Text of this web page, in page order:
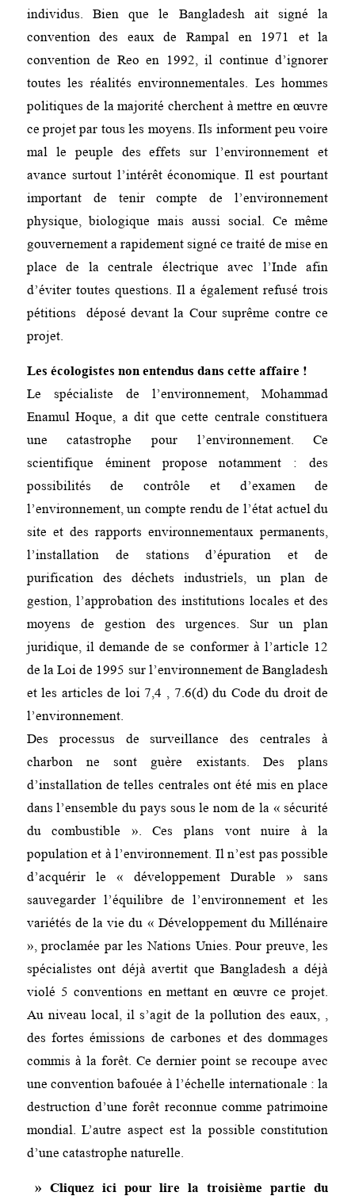
individus. Bien que le Bangladesh ait signé la
convention des eaux de Rampal en 1971 et la
convention de Reo en 1992, il continue d’ignorer
toutes les réalités environnementales. Les hommes
politiques de la majorité cherchent à mettre en œuvre
ce projet par tous les moyens. Ils informent peu voire
mal le peuple des effets sur l’environnement et
avance surtout l’intérêt économique. Il est pourtant
important de tenir compte de l’environnement
physique, biologique mais aussi social. Ce même
gouvernement a rapidement signé ce traité de mise en
place de la centrale électrique avec l’Inde afin
d’éviter toutes questions. Il a également refusé trois
pétitions déposé devant la Cour suprême contre ce
projet.
Les écologistes non entendus dans cette affaire !
Le spécialiste de l’environnement, Mohammad
Enamul Hoque, a dit que cette centrale constituera
une catastrophe pour l’environnement. Ce
scientifique éminent propose notamment : des
possibilités de contrôle et d’examen de
l’environnement, un compte rendu de l’état actuel du
site et des rapports environnementaux permanents,
l’installation de stations d’épuration et de
purification des déchets industriels, un plan de
gestion, l’approbation des institutions locales et des
moyens de gestion des urgences. Sur un plan
juridique, il demande de se conformer à l’article 12
de la Loi de 1995 sur l’environnement de Bangladesh
et les articles de loi 7,4 , 7.6(d) du Code du droit de
l’environnement.
Des processus de surveillance des centrales à
charbon ne sont guère existants. Des plans
d’installation de telles centrales ont été mis en place
dans l’ensemble du pays sous le nom de la « sécurité
du combustible ». Ces plans vont nuire à la
population et à l’environnement. Il n’est pas possible
d’acquérir le « développement Durable » sans
sauvegarder l’équilibre de l’environnement et les
variétés de la vie du « Développement du Millénaire
», proclamée par les Nations Unies. Pour preuve, les
spécialistes ont déjà avertit que Bangladesh a déjà
violé 5 conventions en mettant en œuvre ce projet.
Au niveau local, il s’agit de la pollution des eaux, ,
des fortes émissions de carbones et des dommages
commis à la forêt. Ce dernier point se recoupe avec
une convention bafouée à l’échelle internationale : la
destruction d’une forêt reconnue comme patrimoine
mondial. L’autre aspect est la possible constitution
d’une catastrophe naturelle.
» Cliquez ici pour lire la troisième partie du